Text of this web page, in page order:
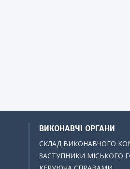
ВИКОНАВЧІ ОРГАНИ
СКЛАД ВИКОНАВЧОГО
ЗАСТУПНИКИ МІСЬКОГО